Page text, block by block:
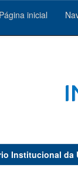
inicial
Institucional da